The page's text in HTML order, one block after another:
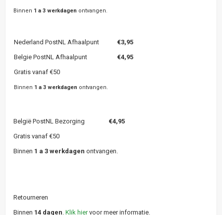
Binnen 1 a 3 werkdagen ontvangen.
Nederland PostNL Afhaalpunt €3,95
Belgie PostNL Afhaalpunt
€4,95
Gratis vanaf €50
Binnen 1 a 3 werkdagen ontvangen.
België PostNL Bezorging €4,95
Gratis vanaf €50
Binnen 1 a 3 werkdagen ontvangen.
Retourneren
Binnen 14 dagen. Klik hiervoor meer informatie.